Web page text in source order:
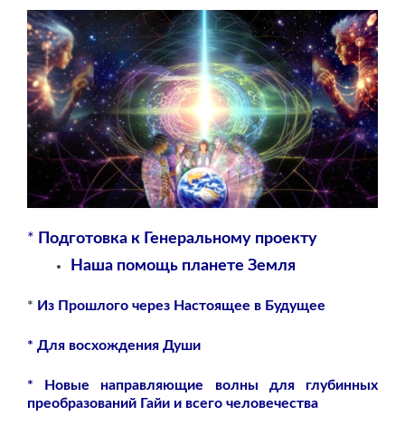
* Подготовка к Генеральному проекту
Наша помощь планете Земля
* Из Прошлого через Настоящее в Будущее
* Для восхождения Души
* Новые направляющие волны для глубинных
преобразований Гайи и всего человечества